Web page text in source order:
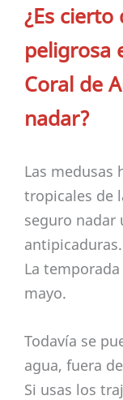
¿Es
peligrosa
Coral de
nadar?
Las medusas
tropicales de
seguro nadar
antipicaduras.
La
mayo.
Todavía se
agua, fuera
Si usas los